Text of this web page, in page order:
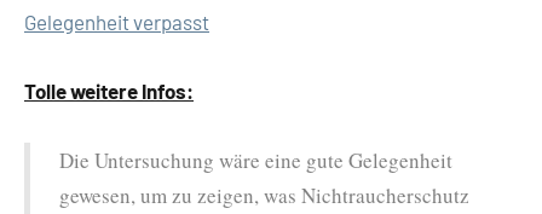
Gelegenheit verpasst
Tolle weitere Infos:
Die Untersuchung wäre eine gute Gelegenheit
gewesen, um zu zeigen, was Nichtraucherschutz